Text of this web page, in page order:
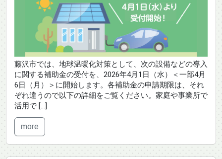
藤沢市では、地球温暖化対策として、次の設備などの導入
に関する補助金の受付を、2026年4月1日（水）＜一部4月
6日（月）＞に開始します。各補助金の申請期限は、それ
ぞれ違うので以下の詳細をご覧ください。家庭や事業所で
活用で […]
more